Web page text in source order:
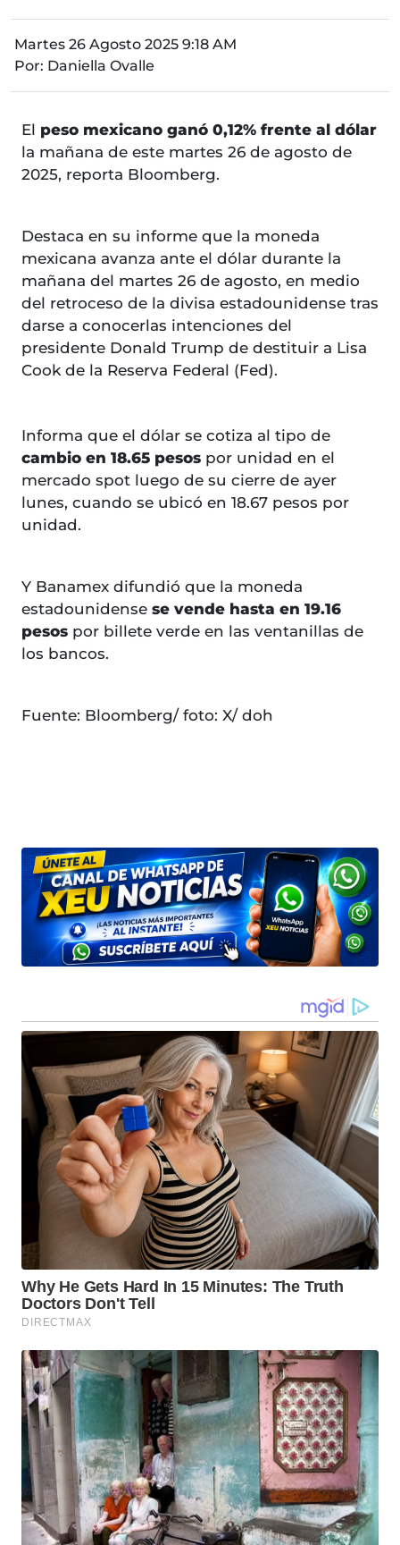
Martes 26 Agosto 2025 9:18 AM
Por: Daniella Ovalle
El peso mexicano ganó 0,12% frente al dólar
la mañana de este martes 26 de agosto de
2025, reporta Bloomberg.
Destaca en su informe que la moneda
mexicana avanza ante el dólar durante la
mañana del martes 26 de agosto, en medio
del retroceso de la divisa estadounidense tras
darse a conocerlas intenciones del
presidente Donald Trump de destituir a Lisa
Cook de la Reserva Federal (Fed).
Informa que el dólar se cotiza al tipo de
cambio en 18.65 pesos por unidad en el
mercado spot luego de su cierre de ayer
lunes, cuando se ubicó en 18.67 pesos por
unidad.
Y Banamex difundió que la moneda
estadounidense se vende hasta en 19.16
pesos por billete verde en las ventanillas de
los bancos.
Fuente: Bloomberg/ foto: X/ doh